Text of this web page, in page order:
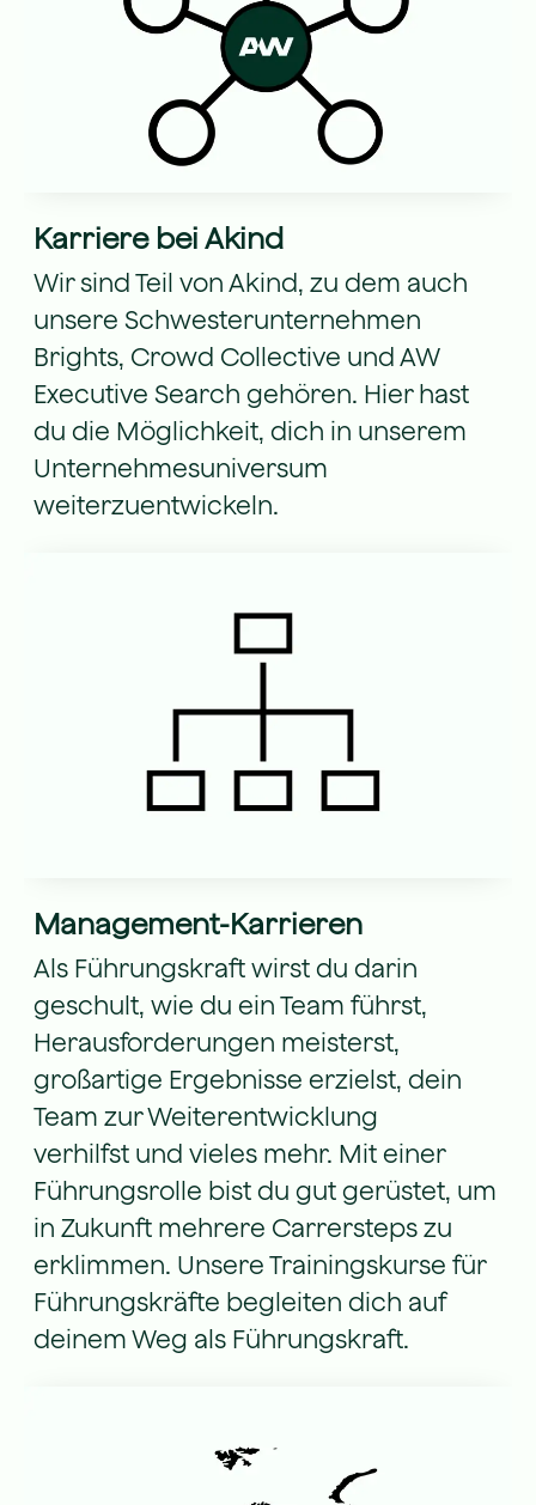
Karriere bei Akind
Wir sind Teil von Akind, zu dem auch
unsere Schwesterunternehmen
Brights, Crowd Collective und AW
Executive Search gehören. Hier hast
du die Möglichkeit, dich in unserem
Unternehmesuniversum
weiterzuentwickeln.
Management-Karrieren
Als Führungskraft wirst du darin
geschult, wie du ein Team führst,
Herausforderungen meisterst,
großartige Ergebnisse erzielst, dein
Team zur Weiterentwicklung
verhilfst und vieles mehr. Mit einer
Führungsrolle bist du gut gerüstet, um
in Zukunft mehrere Carrersteps zu
erklimmen. Unsere Trainingskurse für
Führungskräfte begleiten dich auf
deinem Weg als Führungskraft.